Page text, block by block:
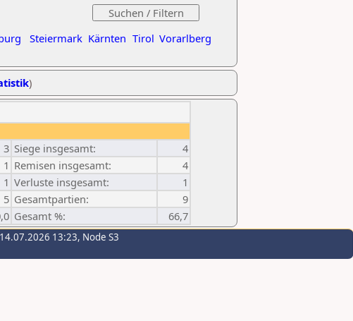
Steiermark Kärnten Tirol Vorarlberg
)
3 Siege insgesamt:
4
1 Remisen insgesamt:
4
1 Verluste insgesamt:
1
5 Gesamtpartien:
9
Gesamt %: 66,7
13:23, Node S3